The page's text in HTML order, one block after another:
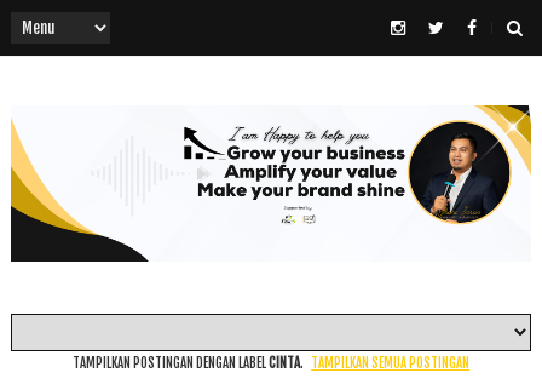
TAMPILKAN POSTINGAN DENGAN LABELCINTA. TAMPILKAN SEMUA POSTINGAN